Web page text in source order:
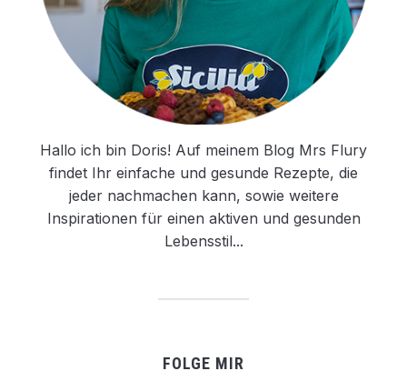
Hallo ich bin Doris! Auf meinem Blog Mrs Flury
findet Ihr einfache und gesunde Rezepte, die
jeder nachmachen kann, sowie weitere
Inspirationen für einen aktiven und gesunden
Lebensstil...
FOLGE MIR